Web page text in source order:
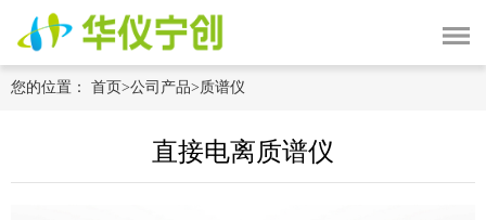
您的位置： 首页>公司产品>质谱仪
直接电离质谱仪